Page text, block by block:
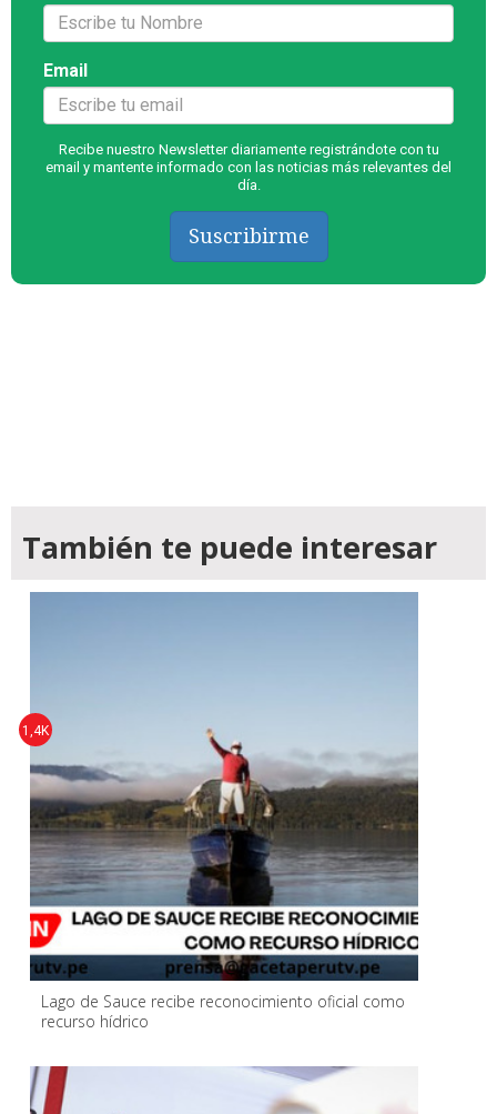
Email
Recibe nuestro Newsletter diariamente registrándote con tu
email y mantente informado con las noticias más relevantes del
día.
Suscribirme
También te puede interesar
Lago de Sauce recibe reconocimiento oficial como
recurso hídrico
1,4K